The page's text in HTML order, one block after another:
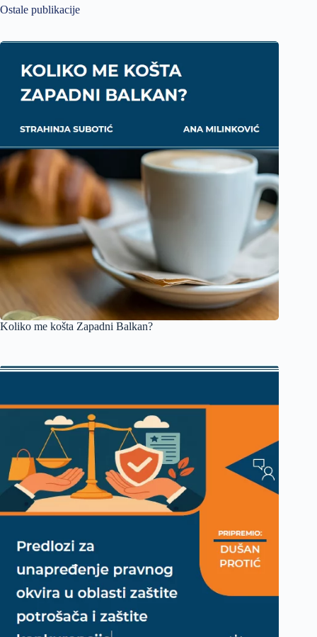
Ostale publikacije
Koliko me košta Zapadni Balkan?